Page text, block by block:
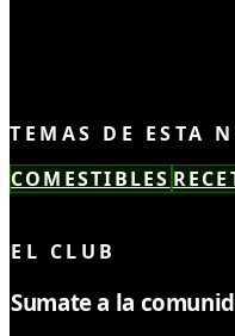
TEMAS DE ESTA
COMESTIBLES
EL CLUB
Sumate a la